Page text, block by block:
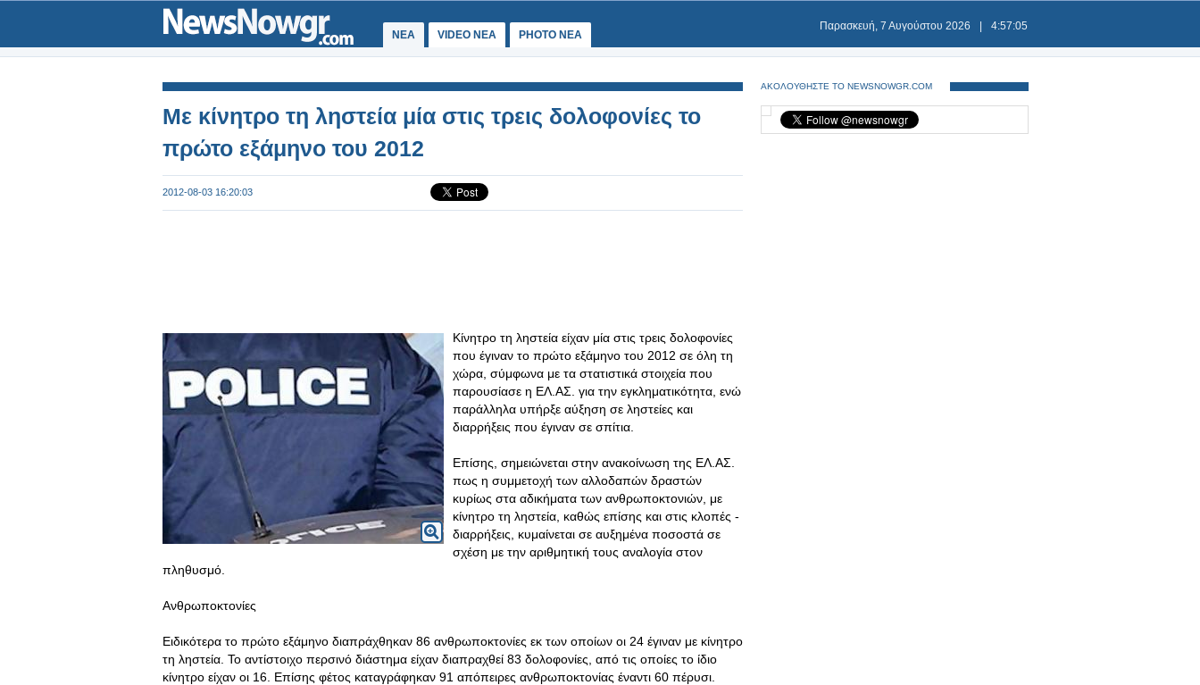
ΝΕΑ VIDEO NEA PHOTO NEA
Παρασκευή, 7 Αυγούστου 2026 4:57:06
Με κίνητρο τη ληστεία μία στις τρεις δολοφονίες το
πρώτο εξάμηνο του 2012
2012-08-03 16:20:03
Κίνητρο τη ληστεία είχαν μία στις τρεις δολοφονίες
που έγιναν το πρώτο εξάμηνο του 2012 σε όλη τη
χώρα, σύμφωνα με τα στατιστικά στοιχεία που
παρουσίασε η ΕΛ.ΑΣ. για την εγκληματικότητα, ενώ
παράλληλα υπήρξε αύξηση σε ληστείες και
διαρρήξεις που έγιναν σε σπίτια.
Επίσης, σημειώνεται στην ανακοίνωση της ΕΛ.ΑΣ.
πως η συμμετοχή των αλλοδαπών δραστών
κυρίως στα αδικήματα των ανθρωποκτονιών, με
κίνητρο τη ληστεία, καθώς επίσης και στις κλοπές -
διαρρήξεις, κυμαίνεται σε αυξημένα ποσοστά σε
σχέση με την αριθμητική τους αναλογία στον
πληθυσμό.
Ανθρωποκτονίες
Ειδικότερα το πρώτο εξάμηνο διαπράχθηκαν 86 ανθρωποκτονίες εκ των οποίων οι 24 έγιναν με κίνητρο
τη ληστεία. Το αντίστοιχο περσινό διάστημα είχαν διαπραχθεί 83 δολοφονίες, από τις οποίες το ίδιο
κίνητρο είχαν οι 16. Επίσης φέτος καταγράφηκαν 91 απόπειρες ανθρωποκτονίας έναντι 60 πέρυσι.
ΑΚΟΛΟΥΘΗΣΤΕ ΤΟ NEWSNOWGR.COM